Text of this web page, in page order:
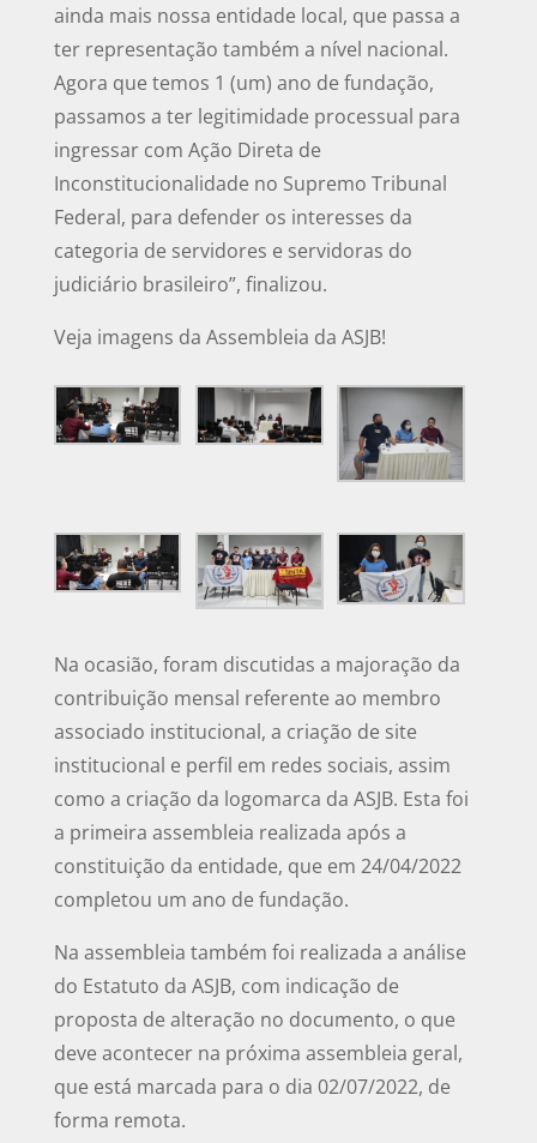
ainda mais nossa entidade local, que passa a
ter representação também a nível nacional.
Agora que temos 1 (um) ano de fundação,
passamos a ter legitimidade processual para
ingressar com Ação Direta de
Inconstitucionalidade no Supremo Tribunal
Federal, para defender os interesses da
categoria de servidores e servidoras do
judiciário brasileiro”, finalizou.
Veja imagens da Assembleia da ASJB!
Na ocasião, foram discutidas a majoração da
contribuição mensal referente ao membro
associado institucional, a criação de site
institucional e perfil em redes sociais, assim
como a criação da logomarca da ASJB. Esta foi
a primeira assembleia realizada após a
constituição da entidade, que em 24/04/2022
completou um ano de fundação.
Na assembleia também foi realizada a análise
do Estatuto da ASJB, com indicação de
proposta de alteração no documento, o que
deve acontecer na próxima assembleia geral,
que está marcada para o dia 02/07/2022, de
forma remota.